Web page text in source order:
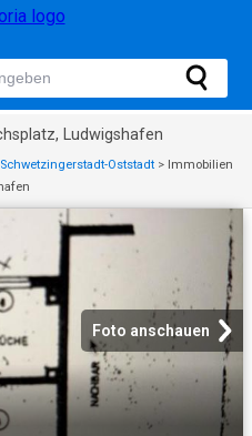
Ludwigshafen
Oststadt > Immobilien
Foto anschauen